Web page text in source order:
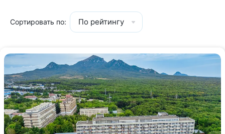
Сортировать по: По рейтингу